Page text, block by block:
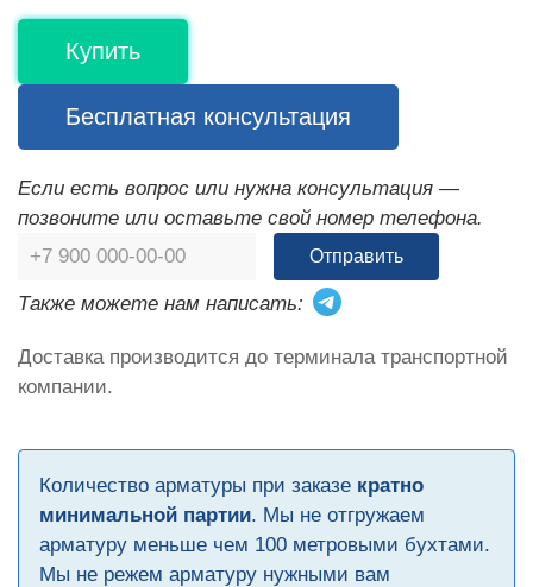
Купить
Бесплатная консультация
Если есть вопрос или нужна консультация —
позвоните или оставьте свой номер телефона.
Отправить
Также можете нам написать:
Доставка производится до терминала транспортной
компании.
Количество арматуры при заказе кратно
минимальной партии. Мы не отгружаем
арматуру меньше чем 100 метровыми бухтами.
Мы не режем арматуру нужными вам